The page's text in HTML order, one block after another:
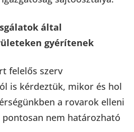
által
gyérítenek
felelős szerv
is kérdeztük, mikor és hol
a rovarok elleni
pontosan nem határozható